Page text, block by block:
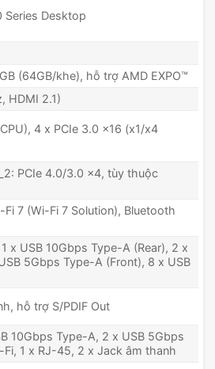
Desktop
(64GB/khe), hỗ trợ AMD EXPO™
HDMI 2.1)
4 x PCIe 3.0 x16 (x1/x4
PCIe 4.0/3.0 x4, tùy thuộc
7 (Wi-Fi 7 Solution), Bluetooth
x USB 10Gbps Type-A (Rear), 2 x
5Gbps Type-A (Front), 8 x USB
hỗ trợ S/PDIF Out
10Gbps Type-A, 2 x USB 5Gbps
1 x RJ-45, 2 x Jack âm thanh